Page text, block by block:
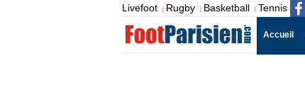
Livefoot | Rugby | Basketball | Tennis
Accueil